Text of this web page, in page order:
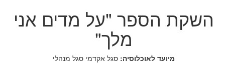
השקת הספר "על מדים אני
מלך"
מיועד לאוכלוסיה: סגל אקדמי סגל מנהלי